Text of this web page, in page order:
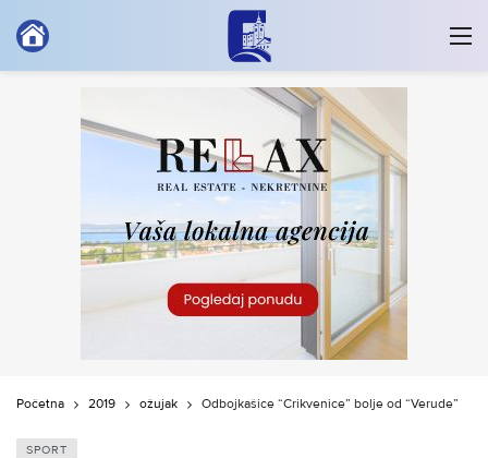
Početna 2019 ožujak Odbojkašice “Crikvenice” bolje od “Verude”
SPORT